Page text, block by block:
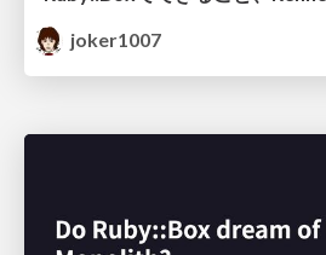
joker1007